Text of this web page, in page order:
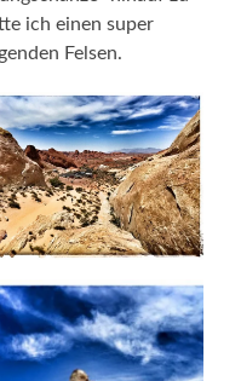
ich einen super
Felsen.